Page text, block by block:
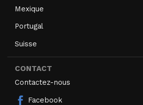
Mexique
Portugal
Suisse
CONTACT
Contactez-nous
Facebook